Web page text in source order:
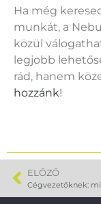
Ha még
munkát, a
közül
legjobb
rád, hanem
hozzánk!
ELŐZŐ